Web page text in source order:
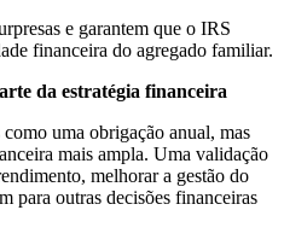
e garantem que o IRS
financeira do agregado familiar.
da estratégia financeira
uma obrigação anual, mas
mais ampla. Uma validação
melhorar a gestão do
para outras decisões financeiras